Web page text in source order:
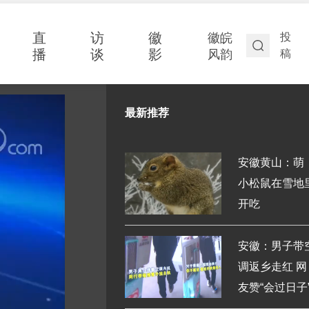
直
播
访
谈
徽
影
徽皖
风韵
投
稿
最新推荐
安徽黄山：萌
小松鼠在雪地
开吃
安徽：男子带
调返乡走红 网
友赞“会过日子